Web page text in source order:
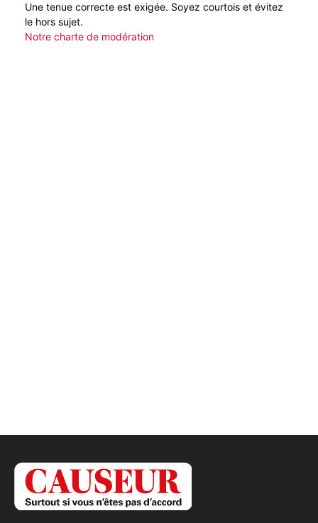
Une tenue correcte est exigée. Soyez courtois et évitez
le hors sujet.
Notre charte de modération